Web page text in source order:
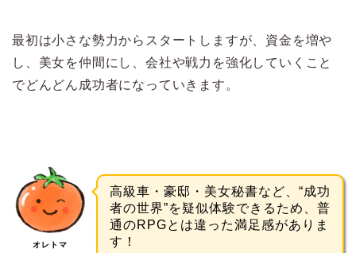
最初は小さな勢力からスタートしますが、資金を増や
し、美女を仲間にし、会社や戦力を強化していくこと
でどんどん成功者になっていきます。
オレトマ
高級車・豪邸・美女秘書など、“成功
者の世界”を疑似体験できるため、普
通のRPGとは違った満足感がありま
す！